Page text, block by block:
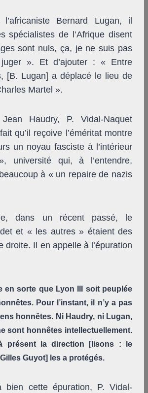
Bernard Lugan, il
spécialistes de l’Afrique disent
sont nuls, ça, je ne suis pas
juger ». Et d’ajouter : « Entre
[B. Lugan] a déplacé le lieu de
Martel ».
Haudry, P. Vidal-Naquet
qu’il reçoive l’éméritat montre
un noyau fasciste à l’intérieur
université qui, à l’entendre,
à « un repaire de nazis
dans un récent passé, le
et « les autres » étaient des
droite. Il en appelle à l’épuration
en sorte que Lyon III soit peuplée
Pour l’instant, il n’y a pas
honnêtes. Ni Haudry, ni Lugan,
sont honnêtes intellectuellement.
présent la direction [lisons : le
Guyot] les a protégés.
bien cette épuration, P. Vidal-